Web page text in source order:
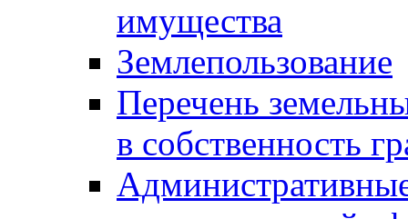
имущества
Землепользование
Перечень
в собственность